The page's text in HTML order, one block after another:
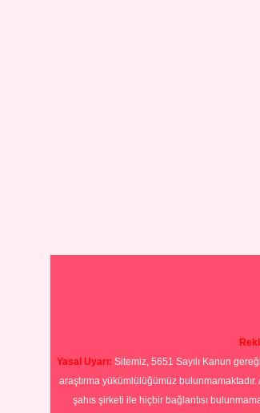
Yasal Uyarı: Sitemiz, 5651 Sayılı Kanun
araştırma yükümlülüğümüz
şahıs şirketi ile hiçbir bağlantısı